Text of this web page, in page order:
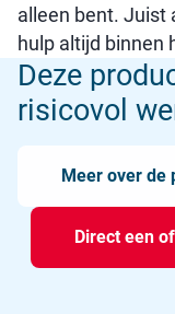
alleen bent. Juist
hulp altijd binnen
Deze
risicovol
Meer over de
Direct een